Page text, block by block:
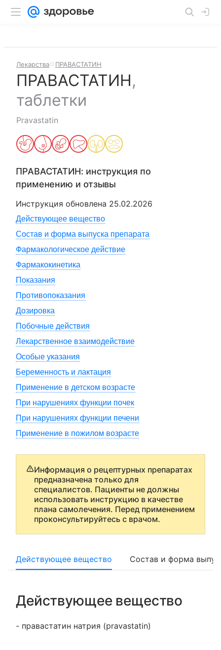
Лекарства ПРАВАСТАТИН
ПРАВАСТАТИН,
таблетки
Pravastatin
ПРАВАСТАТИН: инструкция по
применению и отзывы
Инструкция обновлена 25.02.2026
Действующее вещество
Состав и форма выпуска препарата
Фармакологическое действие
Фармакокинетика
Показания
Противопоказания
Дозировка
Побочные действия
Лекарственное взаимодействие
Особые указания
Беременность и лактация
Применение в детском возрасте
При нарушениях функции почек
При нарушениях функции печени
Применение в пожилом возрасте
Информация о рецептурных препаратах
предназначена только для
специалистов. Пациенты не должны
использовать инструкцию в качестве
плана самолечения. Перед применением
проконсультируйтесь с врачом.
Действующее вещество Состав и форма
Действующее вещество
- правастатин натрия (pravastatin)